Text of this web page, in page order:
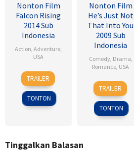
Nonton Film
Falcon Rising
2014 Sub
Indonesia
Action,Adventure,
USA
5
Sep
2014
Ernie
Barbarash
TRAILER
TONTON
Nonton Film
He’s Just Not
That Into You
2009 Sub
Indonesia
Comedy, Drama,
Romance, USA
6
Feb
2009
Ken
Kwapis
TRAILER
TONTON
Tinggalkan Balasan